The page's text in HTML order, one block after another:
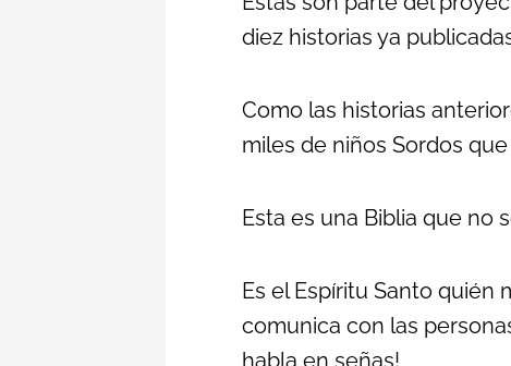
diez historias ya
Como las historias
miles de niños Sordos
Esta es una Biblia que no
Es el Espíritu Santo quién
comunica con las
habla en señas!